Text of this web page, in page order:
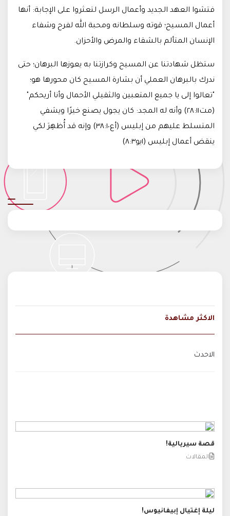
فتشوا العهد الجديد وأعمال الرسل لتعثروا على الإجابة: أنها
أعمال المسيح؛ قوته وسلطانه ومحبة الله لفرح وشفاء
الإنسان المتألم بالشقاء والمرض والأحزان.
ستظل شهادتنا عن المسيح وكرازتنا به يعوزها البرهان؛ حتى
ندرك بالبرهان العملي أن بشارة المسيح كان محورها هو؛
"تعالوا إلى يا جميع المتعبين والثقيلي الأحمال وأنا أريحكم"
(مت٢٨:١١) وأنه له المجد: كان يجول يصنع خيرًا ويشفي
المتسلط عليهم من إبليس (أع٣٨:١٠) وإنه قد أُظهِرَ لكي
ينقض أعمال إبليس (١يو٨:٣)
الاكثر مشاهدة
الاحدث
قصة سيريالية!
المقالات
ليلة إغتيال إبيفانيوس!